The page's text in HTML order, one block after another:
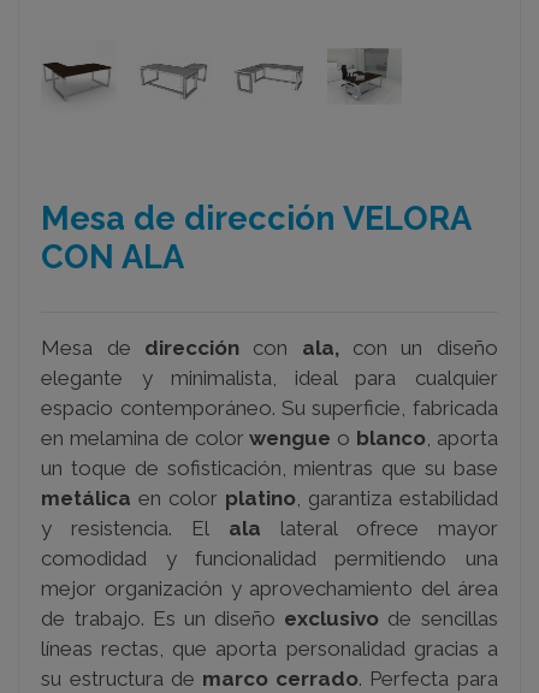
Mesa de dirección VELORA
CON ALA
Mesa de dirección con ala,con un diseño
elegante y minimalista, ideal para cualquier
espacio contemporáneo. Su superficie, fabricada
en melamina de colorwengue o blanco, aporta
un toque de sofisticación, mientras que su base
metálica en color platino, garantiza estabilidad
y resistencia. El ala lateral ofrece mayor
comodidad y funcionalidad permitiendo una
mejor organización y aprovechamiento del área
de trabajo. Es un diseño exclusivo de sencillas
líneas rectas, que aporta personalidad gracias a
su estructura de marco cerrado. Perfecta para